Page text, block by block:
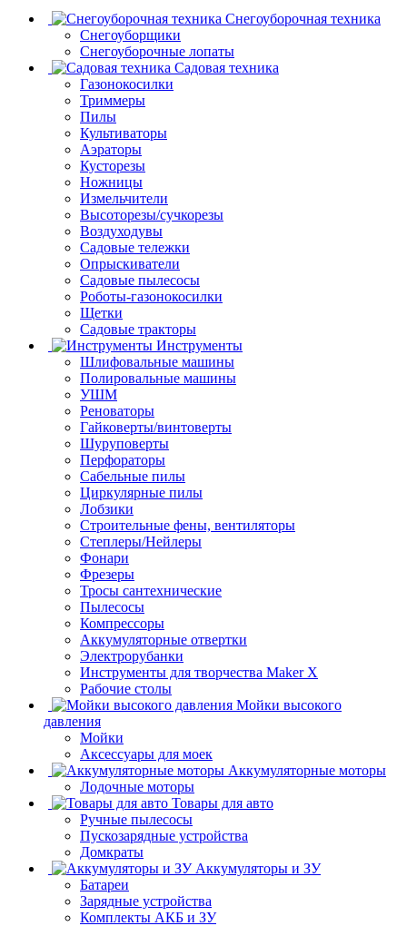
Снегоуборочная техника
Снегоуборщики
Снегоуборочные лопаты
Садовая техника
Газонокосилки
Триммеры
Пилы
Культиваторы
Аэраторы
Кусторезы
Ножницы
Измельчители
Высоторезы/сучкорезы
Воздуходувы
Садовые тележки
Опрыскиватели
Садовые пылесосы
Роботы-газонокосилки
Щетки
Садовые тракторы
Инструменты
Шлифовальные машины
Полировальные машины
УШМ
Реноваторы
Гайковерты/винтоверты
Шуруповерты
Перфораторы
Сабельные пилы
Циркулярные пилы
Лобзики
Строительные фены, вентиляторы
Степлеры/Нейлеры
Фонари
Фрезеры
Тросы сантехнические
Пылесосы
Компрессоры
Аккумуляторные отвертки
Электрорубанки
Инструменты для творчества Maker X
Рабочие столы
Мойки высокого
давления
Мойки
Аксессуары для моек
Аккумуляторные моторы
Лодочные моторы
Товары для авто
Ручные пылесосы
Пускозарядные устройства
Домкраты
Аккумуляторы и ЗУ
Батареи
Зарядные устройства
Комплекты АКБ и ЗУ